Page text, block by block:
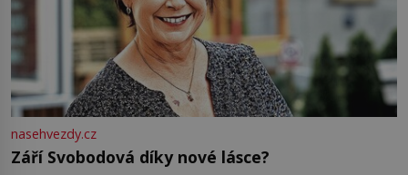
nasehvezdy.cz
Září Svobodová díky nové lásce?